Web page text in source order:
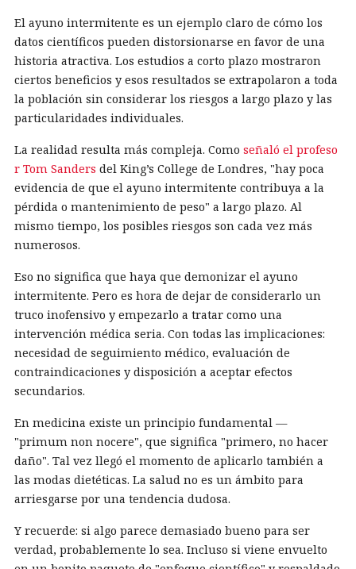
El ayuno intermitente es un ejemplo claro de cómo los
datos científicos pueden distorsionarse en favor de una
historia atractiva. Los estudios a corto plazo mostraron
ciertos beneficios y esos resultados se extrapolaron a toda
la población sin considerar los riesgos a largo plazo y las
particularidades individuales.
La realidad resulta más compleja. Como señaló el profeso
r Tom Sanders del King’s College de Londres, "hay poca
evidencia de que el ayuno intermitente contribuya a la
pérdida o mantenimiento de peso" a largo plazo. Al
mismo tiempo, los posibles riesgos son cada vez más
numerosos.
Eso no significa que haya que demonizar el ayuno
intermitente. Pero es hora de dejar de considerarlo un
truco inofensivo y empezarlo a tratar como una
intervención médica seria. Con todas las implicaciones:
necesidad de seguimiento médico, evaluación de
contraindicaciones y disposición a aceptar efectos
secundarios.
En medicina existe un principio fundamental —
"primum non nocere", que significa "primero, no hacer
daño". Tal vez llegó el momento de aplicarlo también a
las modas dietéticas. La salud no es un ámbito para
arriesgarse por una tendencia dudosa.
Y recuerde: si algo parece demasiado bueno para ser
verdad, probablemente lo sea. Incluso si viene envuelto